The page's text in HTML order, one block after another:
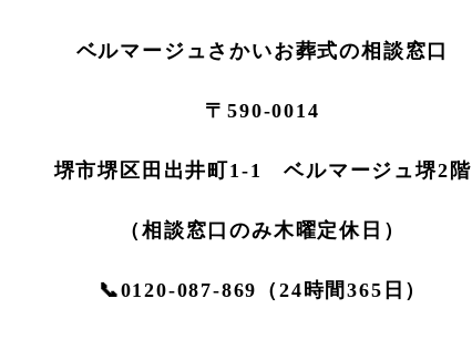
ベルマージュさかいお葬式の相談窓口
〒590-0014
堺市堺区田出井町1-1 ベルマージュ堺2階
（相談窓口のみ木曜定休日）
📞0120-087-869（24時間365日）